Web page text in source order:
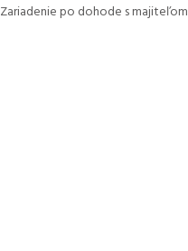
Zariadeniepo dohode s majiteľom